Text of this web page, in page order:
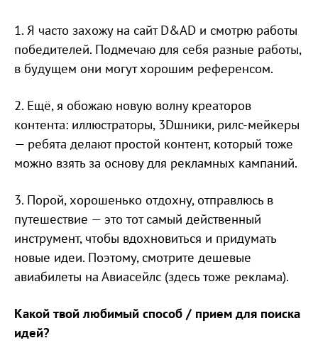
1. Я часто захожу на сайт D&AD и смотрю работы
победителей. Подмечаю для себя разные работы,
в будущем они могут хорошим референсом.
2. Ещё, я обожаю новую волну креаторов
контента: иллюстраторы, 3Dшники, рилс-мейкеры
— ребята делают простой контент, который тоже
можно взять за основу для рекламных кампаний.
3. Порой, хорошенько отдохну, отправлюсь в
путешествие — это тот самый действенный
инструмент, чтобы вдохновиться и придумать
новые идеи. Поэтому, смотрите дешевые
авиабилеты на Авиасейлс (здесь тоже реклама).
Какой твой любимый способ / прием для поиска
идей?